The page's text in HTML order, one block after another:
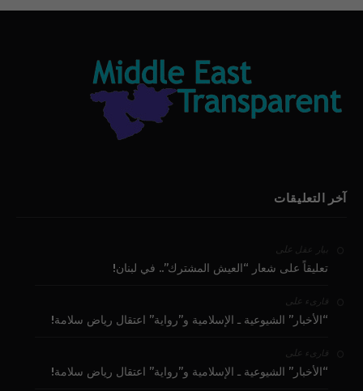
آخر التعليقات
بيار عقل على
تعليقاً على شعار “العيش المشترك”.. في لبنان!
قارىء على
“الأخبار” الشيوعية ـ الإسلامية و”رواية” اعتقال رياض سلامة!
قارىء على
“الأخبار” الشيوعية ـ الإسلامية و”رواية” اعتقال رياض سلامة!